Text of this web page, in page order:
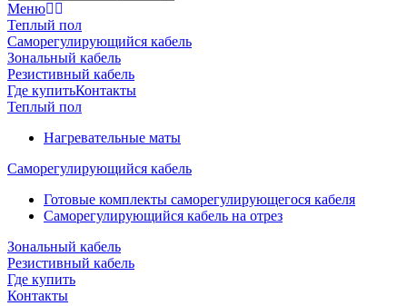
Меню
Теплый пол
Саморегулирующийся кабель
Зональный кабель
Резистивный кабель
Где купитьКонтакты
Теплый пол
Нагревательные маты
Саморегулирующийся кабель
Готовые комплекты саморегулирующегося кабеля
Саморегулирующийся кабель на отрез
Зональный кабель
Резистивный кабель
Где купить
Контакты